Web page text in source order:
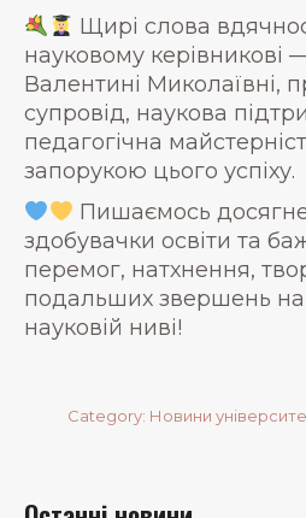
Щирі слова
науковому керівникові
Валентині Миколаївні,
супровід, наукова
педагогічна
запорукою цього успіху.
Пишаємось
здобувачки освіти та
перемог, натхнення,
подальших звершень на
науковій ниві!
Category: Новини